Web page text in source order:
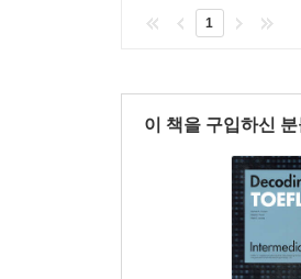
1
이 책을 구입하신